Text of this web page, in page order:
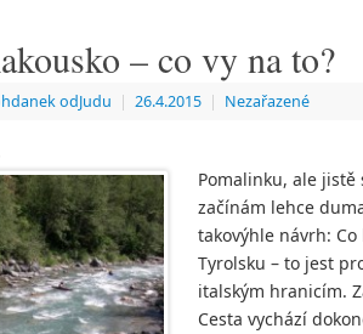
– co vy na to?
odJudu | 26.4.2015 | Nezařazené
Pomalinku, ale
začínám lehce
takovýhle návrh:
Tyrolsku – to jest
italským hranicím.
Cesta vychází